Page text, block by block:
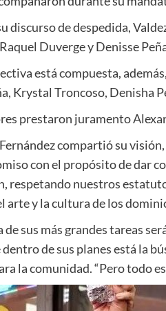
discurso de despedida,
Duverge y Denisse
está compuesta,
Krystal Troncoso, Denisha
prestaron juramento
compartió su
con el propósito de dar
respetando nuestros
arte y la cultura de los
de sus más grandes tareas
de sus planes está la
la comunidad. “Pero todo